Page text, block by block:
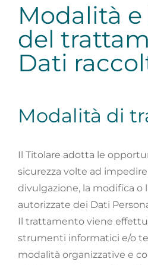
Modalità
del
Dati
Modalità di
Il Titolare adotta le
sicurezza volte ad impedire
divulgazione, la modifica o
autorizzate dei Dati
Il trattamento viene
strumenti informatici e/o
modalità organizzative e